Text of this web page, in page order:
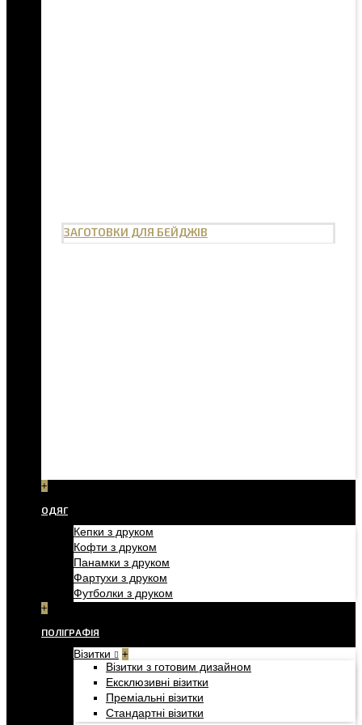
ЗАГОТОВКИ ДЛЯ БЕЙДЖІВ
+
ОДЯГ
Кепки з друком
Кофти з друком
Панамки з друком
Фартухи з друком
Футболки з друком
+
ПОЛІГРАФІЯ
Візитки +
Візитки з готовим дизайном
Ексклюзивні візитки
Преміальні візитки
Стандартні візитки